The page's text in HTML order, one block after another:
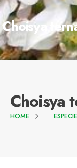
Choisya
Choisya
HOME